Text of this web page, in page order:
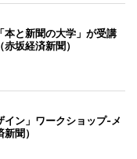
本と新聞の大学」が受講
坂経済新聞）
ン」ワークショップ-メ
聞）